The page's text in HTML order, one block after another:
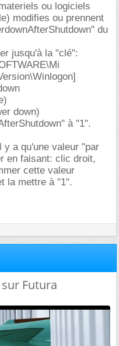
ou logiciels
modifies ou prennent
du
jusqu'à la "clé":
down)
à "1".
a qu'une valeur "par
en faisant: clic droit,
cette valeur
la mettre à "1".
Futura